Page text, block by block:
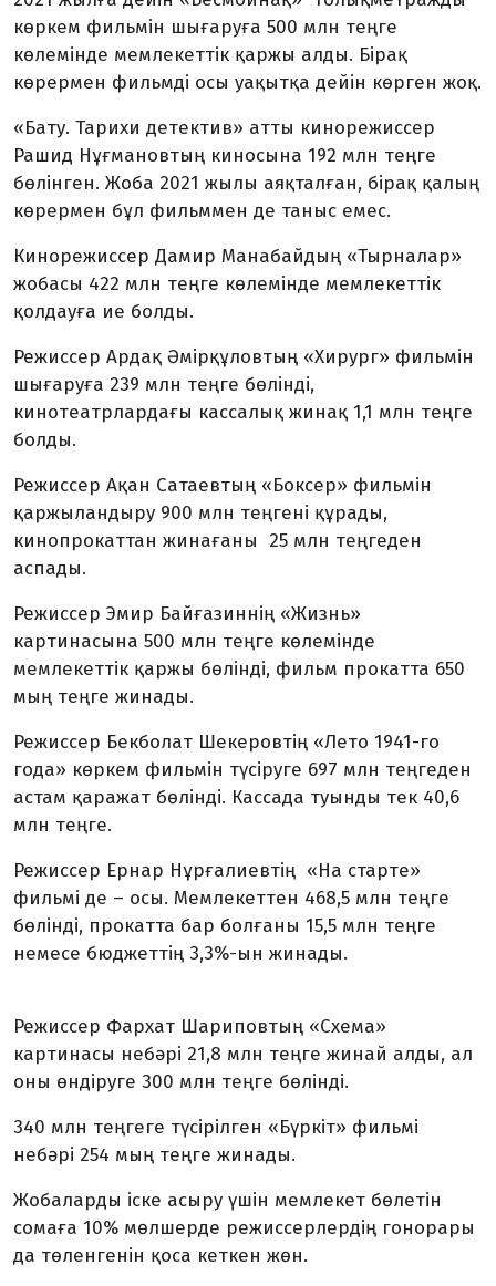
көркем фильмін шығаруға 500 млн теңге
көлемінде мемлекеттік қаржы алды. Бірақ
көрермен фильмді осы уақытқа дейін көрген жоқ.
«Бату. Тарихи детектив» атты кинорежиссер
Рашид Нұғмановтың киносына 192 млн теңге
бөлінген. Жоба 2021 жылы аяқталған, бірақ қалың
көрермен бұл фильммен де таныс емес.
Кинорежиссер Дамир Манабайдың «Тырналар»
жобасы 422 млн теңге көлемінде мемлекеттік
қолдауға ие болды.
Режиссер Ардақ Әмірқұловтың «Хирург» фильмін
шығаруға 239 млн теңге бөлінді,
кинотеатрлардағы кассалық жинақ 1,1 млн теңге
болды.
Режиссер Ақан Сатаевтың «Боксер» фильмін
қаржыландыру 900 млн теңгені құрады,
кинопрокаттан жинағаны 25 млн теңгеден
аспады.
Режиссер Эмир Байғазиннің «Жизнь»
картинасына 500 млн теңге көлемінде
мемлекеттік қаржы бөлінді, фильм прокатта 650
мың теңге жинады.
Режиссер Бекболат Шекеровтің «Лето 1941-го
года» көркем фильмін түсіруге 697 млн теңгеден
астам қаражат бөлінді. Кассада туынды тек 40,6
млн теңге.
Режиссер Ернар Нұрғалиевтің «На старте»
фильмі де – осы. Мемлекеттен 468,5 млн теңге
бөлінді, прокатта бар болғаны 15,5 млн теңге
немесе бюджеттің 3,3%-ын жинады.
Режиссер Фархат Шариповтың «Схема»
картинасы небәрі 21,8 млн теңге жинай алды, ал
оны өндіруге 300 млн теңге бөлінді.
340 млн теңгеге түсірілген «Бүркіт» фильмі
небәрі 254 мың теңге жинады.
Жобаларды іске асыру үшін мемлекет бөлетін
сомаға 10% мөлшерде режиссерлердің гонорары
да төленгенін қоса кеткен жөн.